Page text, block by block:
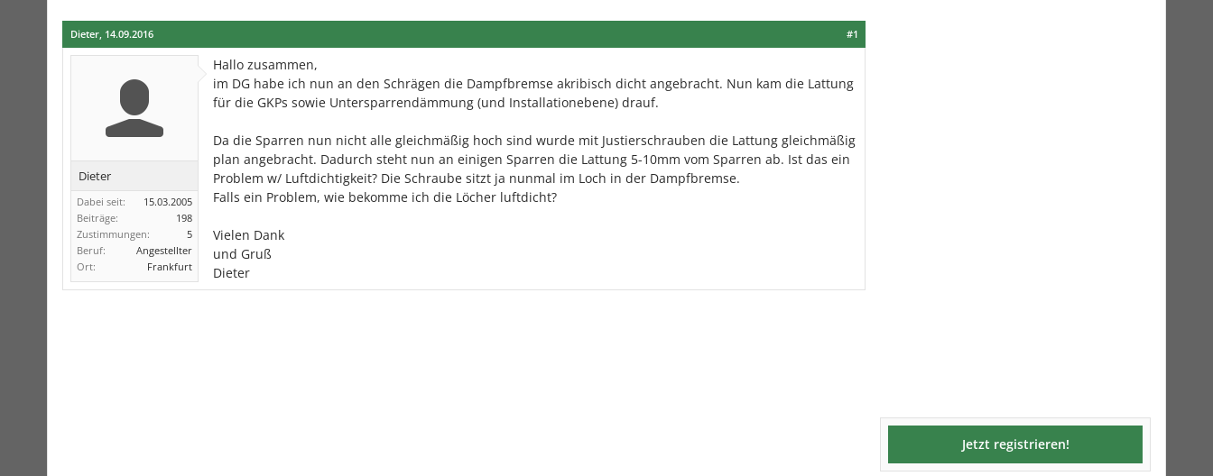
#1
Dieter, 14.09.2016
Dieter
Dabei seit:
15.03.2005
Beiträge:
198
Zustimmungen:
5
Beruf:
Angestellter
Ort:
Frankfurt
Hallo zusammen,
im DG habe ich nun an den Schrägen die Dampfbremse akribisch dicht angebracht. Nun kam die Lattung
für die GKPs sowie Untersparrendämmung (und Installationebene) drauf.
Da die Sparren nun nicht alle gleichmäßig hoch sind wurde mit Justierschrauben die Lattung gleichmäßig
plan angebracht. Dadurch steht nun an einigen Sparren die Lattung 5-10mm vom Sparren ab. Ist das ein
Problem w/ Luftdichtigkeit? Die Schraube sitzt ja nunmal im Loch in der Dampfbremse.
Falls ein Problem, wie bekomme ich die Löcher luftdicht?
Vielen Dank
und Gruß
Dieter
Jetzt registrieren!